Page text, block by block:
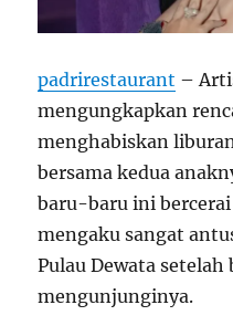
padrirestaurant –
mengungkapkan
menghabiskan
bersama kedua
baru-baru ini
mengaku sangat
Pulau Dewata setelah
mengunjunginya.